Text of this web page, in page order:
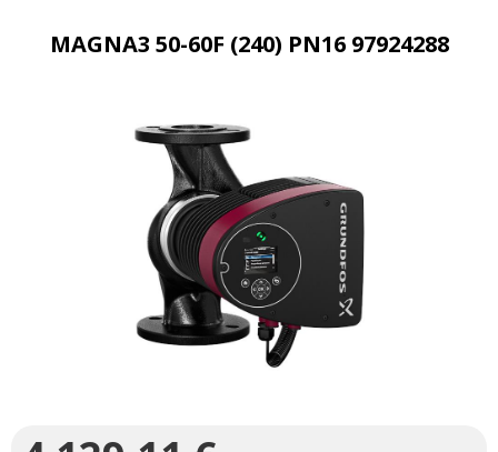
MAGNA3 50-60F (240) PN16 97924288